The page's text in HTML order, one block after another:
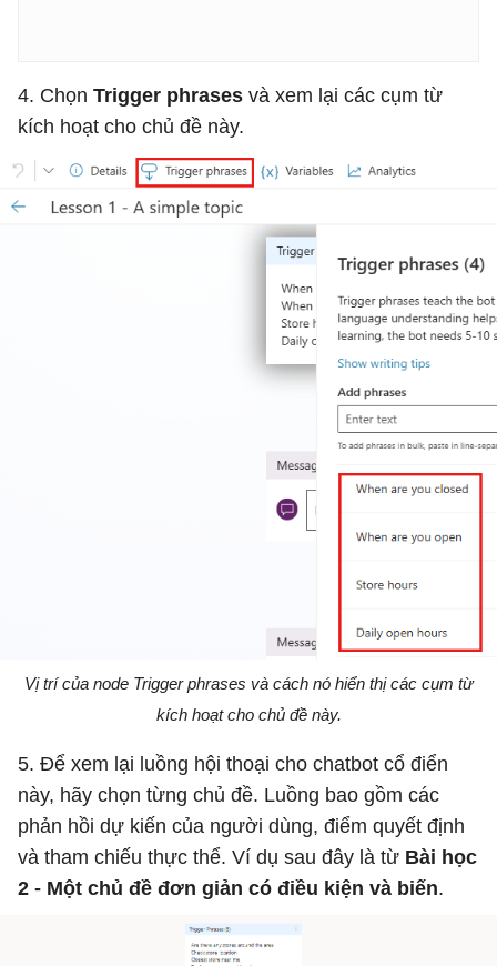
4. Chọn Trigger phrases và xem lại các cụm từ
kích hoạt cho chủ đề này.
Vị trí của node Trigger phrases và cách nó hiển thị các cụm từ
kích hoạt cho chủ đề này.
5. Để xem lại luồng hội thoại cho chatbot cổ điển
này, hãy chọn từng chủ đề. Luồng bao gồm các
phản hồi dự kiến ​​của người dùng, điểm quyết định
và tham chiếu thực thể. Ví dụ sau đây là từ Bài học
2 - Một chủ đề đơn giản có điều kiện và biến.